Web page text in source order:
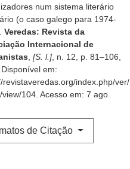
num sistema literário
(o caso galego para 1974-
Veredas: Revista da
Internacional de
, [S. l.], n. 12, p. 81–106,
em:
revistaveredas.org/index.php/ver/
view/104. Acesso em: 7 ago.
de Citação